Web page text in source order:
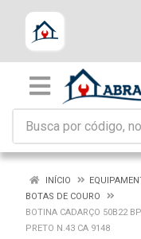
INÍCIO
BOTAS DE COURO
BOTINA CADARÇO 50B22
PRETO N.43 CA 9148